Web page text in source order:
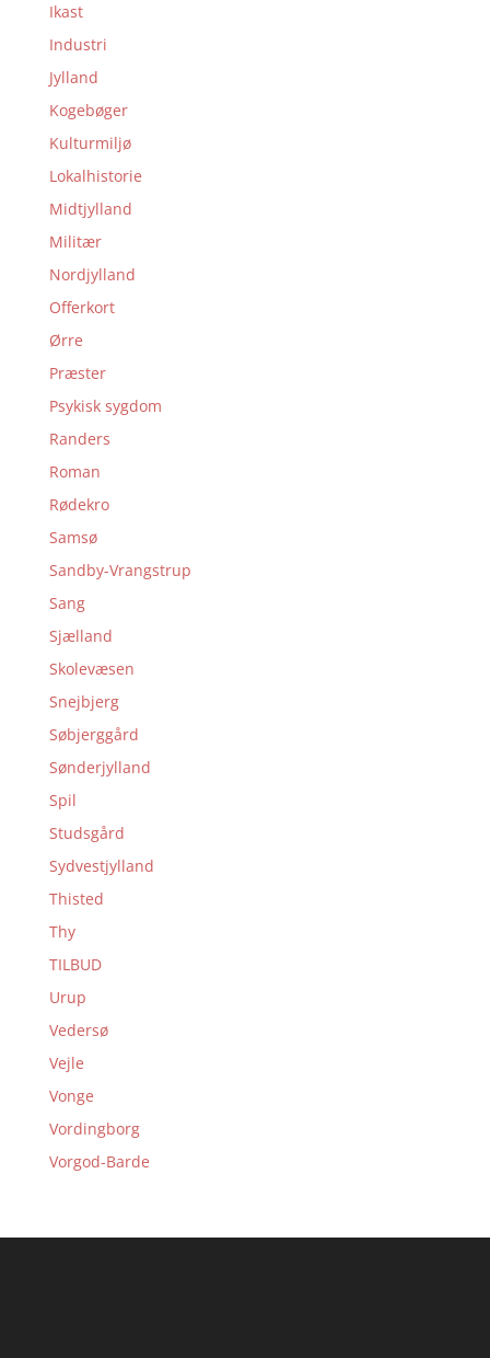
Ikast
Industri
Jylland
Kogebøger
Kulturmiljø
Lokalhistorie
Midtjylland
Militær
Nordjylland
Offerkort
Ørre
Præster
Psykisk sygdom
Randers
Roman
Rødekro
Samsø
Sandby-Vrangstrup
Sang
Sjælland
Skolevæsen
Snejbjerg
Søbjerggård
Sønderjylland
Spil
Studsgård
Sydvestjylland
Thisted
Thy
TILBUD
Urup
Vedersø
Vejle
Vonge
Vordingborg
Vorgod-Barde